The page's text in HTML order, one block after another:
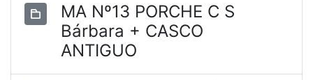
MA Nº13 PORCHE C S
Bárbara + CASCO
ANTIGUO